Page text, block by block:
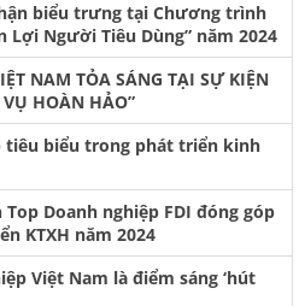
biểu trưng tại Chương trình
Lợi Người Tiêu Dùng” năm 2024
NAM TỎA SÁNG TẠI SỰ KIỆN
HOÀN HẢO”
tiêu biểu trong phát triển kinh
Doanh nghiệp FDI đóng góp
KTXH năm 2024
Việt Nam là điểm sáng ‘hút